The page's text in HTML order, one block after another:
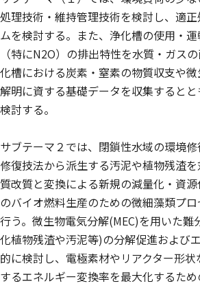
処理技術・維持管理技術を検討し、適
ムを検討する。また、浄化槽の使用・
（特にN2O）の排出特性を水質・ガス
化槽における炭素・窒素の物質収支や
解明に資する基礎データを収集すると
検討する。
サブテーマ２では、閉鎖性水域の環境
修復技法から派生する汚泥や植物残渣
質改質と変換による新規の減量化・資
のバイオ燃料生産のための微細藻類プ
行う。微生物電気分解(MEC)を用いた
化植物残渣や汚泥等)の分解促進および
的に検討し、電極素材やリアクター形
するエネルギー変換率を最大化するた